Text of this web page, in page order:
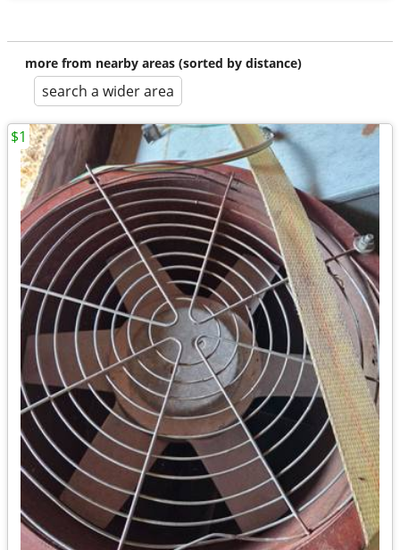
more from nearby areas (sorted by distance)
search a wider area
$1